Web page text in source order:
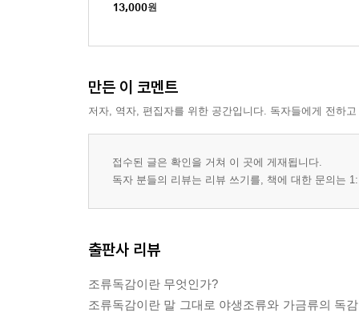
13,000원
만든 이 코멘트
저자, 역자, 편집자를 위한 공간입니다. 독자들에게 전하
접수된 글은 확인을 거쳐 이 곳에 게재됩니다.
독자 분들의 리뷰는 리뷰 쓰기를, 책에 대한 문의는
출판사 리뷰
조류독감이란 무엇인가?
조류독감이란 말 그대로 야생조류와 가금류의 독